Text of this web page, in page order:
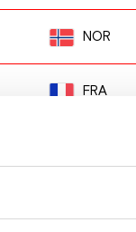
NOR
FRA